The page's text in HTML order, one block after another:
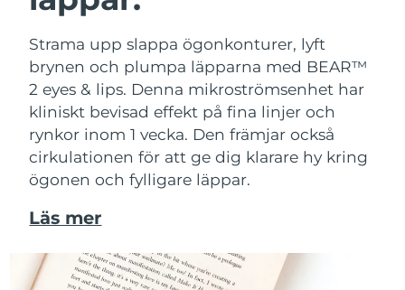
Strama upp slappa ögonkonturer, lyft
brynen och plumpa läpparna med BEAR™
2 eyes & lips. Denna mikroströmsenhet har
kliniskt bevisad effekt på fina linjer och
rynkor inom 1 vecka. Den främjar också
cirkulationen för att ge dig klarare hy kring
ögonen och fylligare läppar.
Läs mer